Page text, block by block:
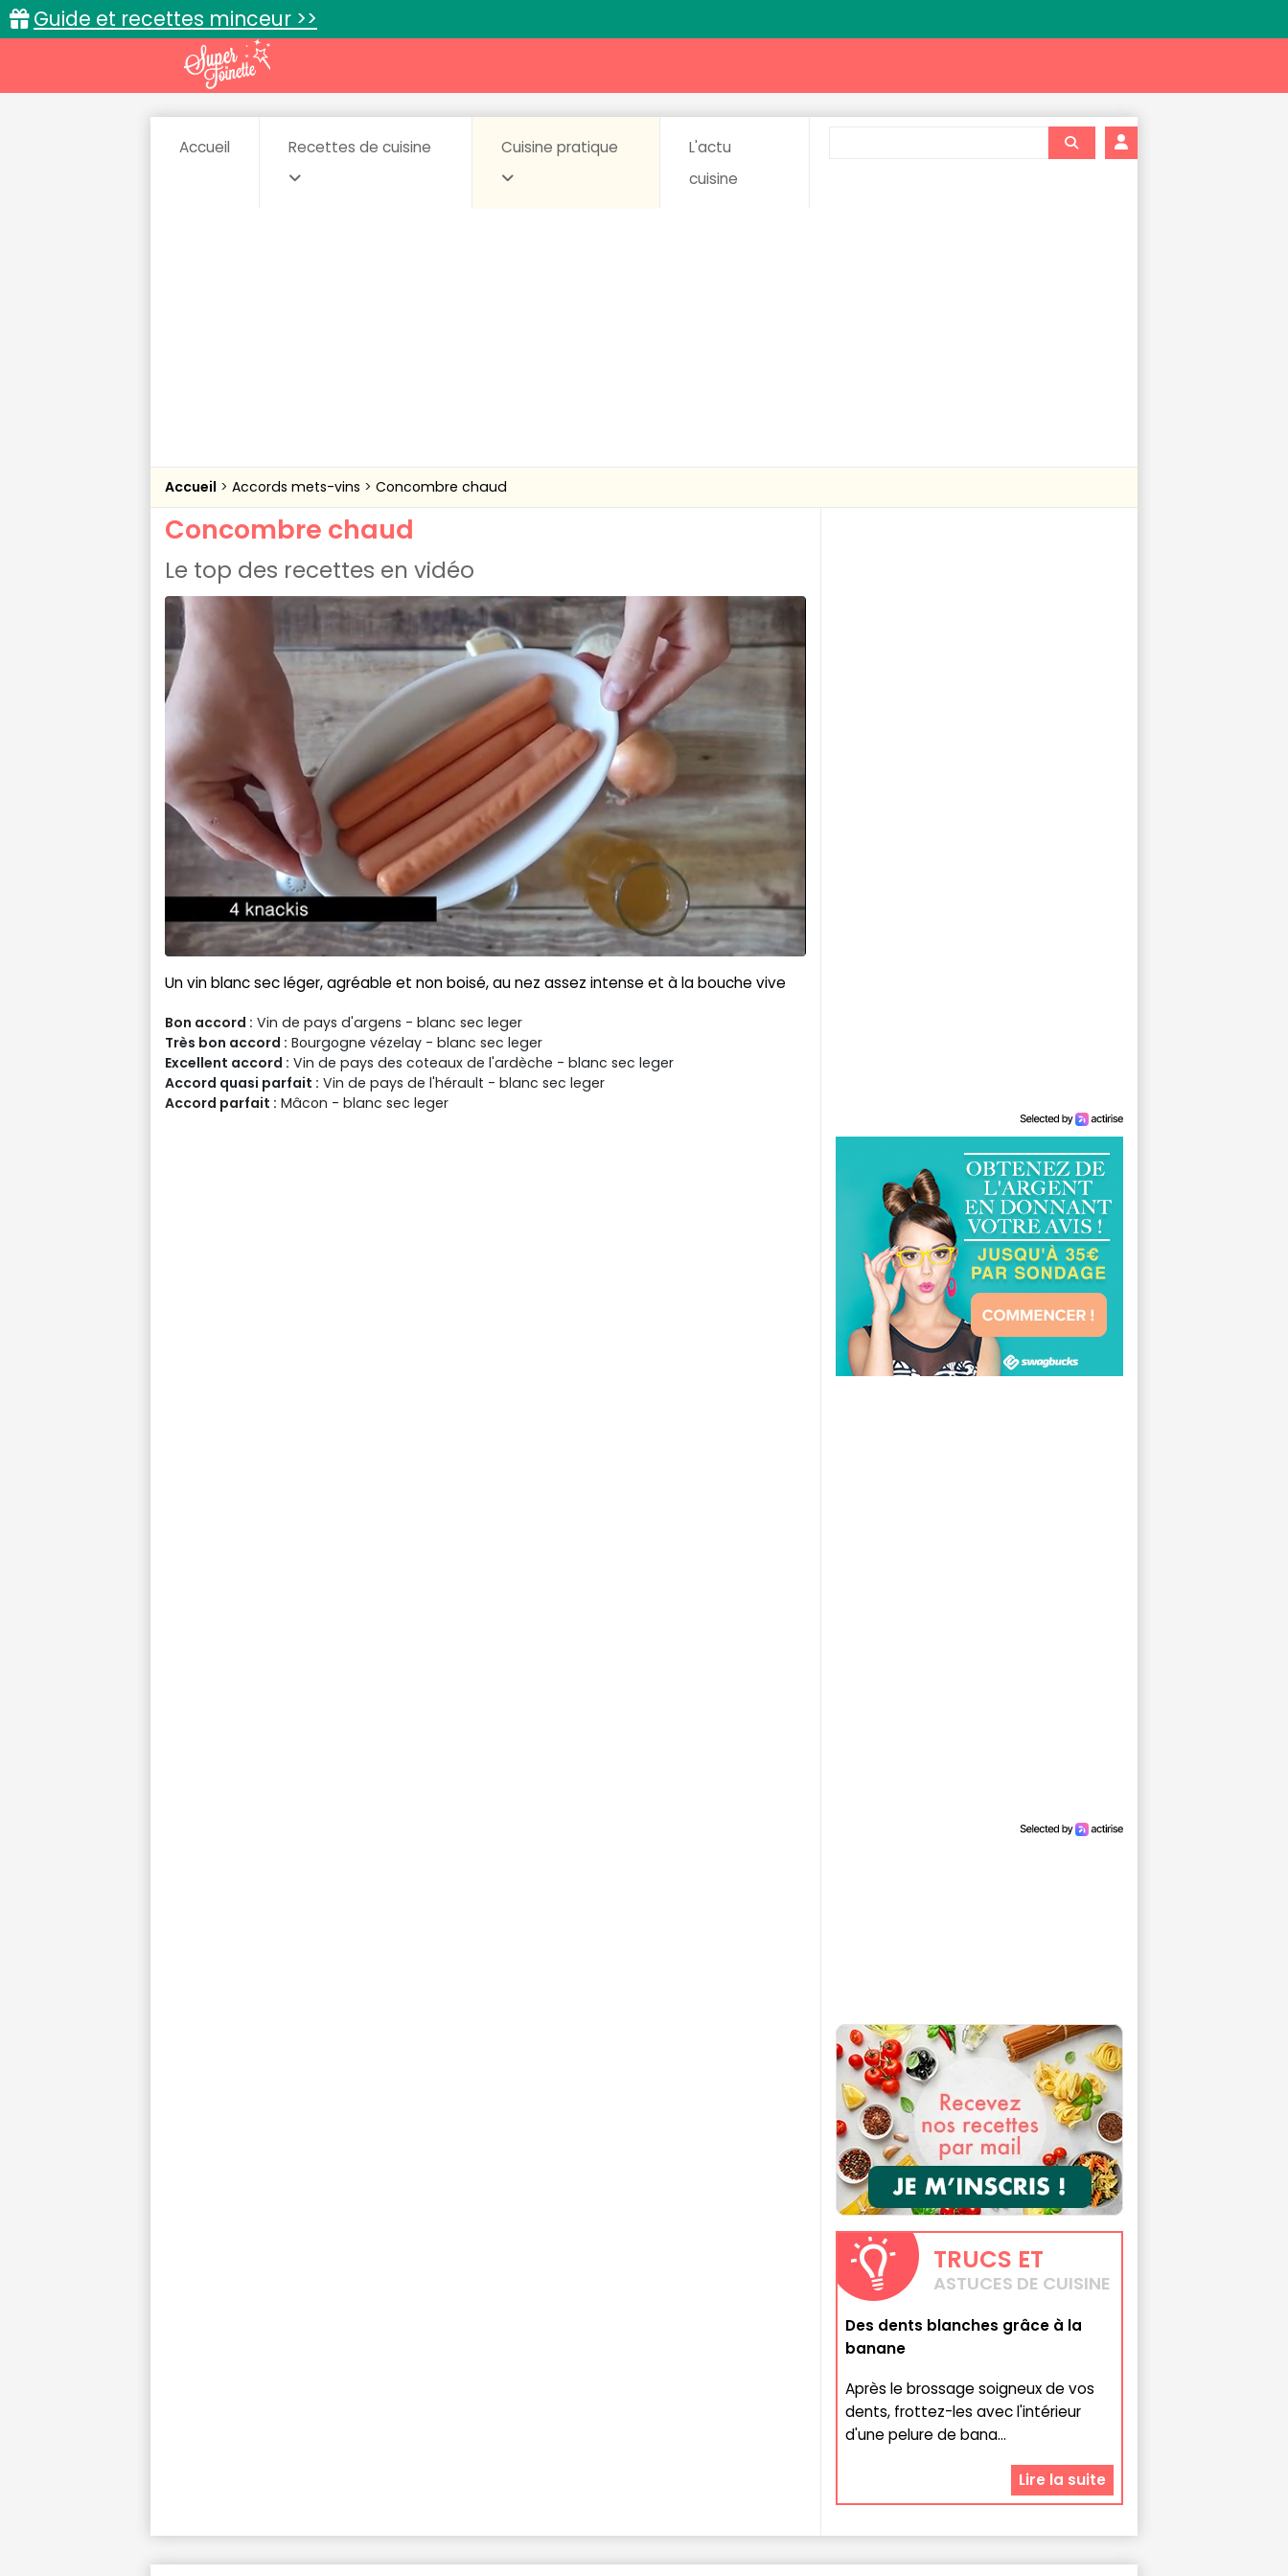
Guide et recettes minceur >>
Accueil Recettes de cuisine Cuisine pratique
L'actu
cuisine
Accueil Accords mets-vins Concombre chaud
Concombre chaud
Le top des recettes en vidéo
Un vin blanc sec léger, agréable et non boisé, au nez assez intense et à la bouche vive
Bon accord : Vin de pays d'argens - blanc sec leger
Très bon accord : Bourgogne vézelay - blanc sec leger
Excellent accord : Vin de pays des coteaux de l'ardèche - blanc sec leger
Accord quasi parfait : Vin de pays de l'hérault - blanc sec leger
Accord parfait : Mâcon - blanc sec leger
TRUCS ET
ASTUCES DE CUISINE
Des dents blanches grâce à la
banane
Après le brossage soigneux de vos
dents, frottez-les avec l'intérieur
d'une pelure de bana...
Lire la suite